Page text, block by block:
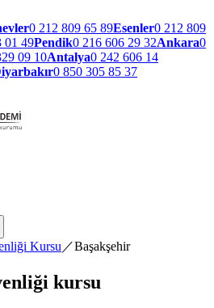
0 212 809 65 89Esenler0 212 809
01 49Pendik0 216 606 29 32Ankara0
09 10Antalya0 242 606 14
0 850 305 85 37
Kursu ／Başakşehir
kursu